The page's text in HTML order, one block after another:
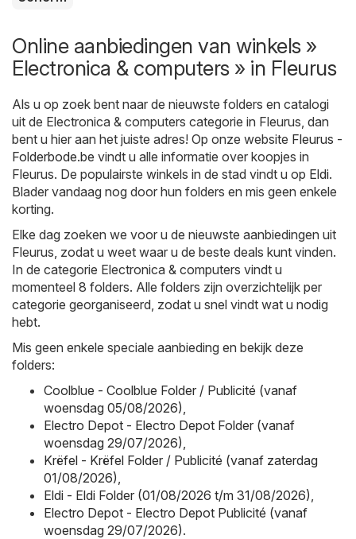
Online aanbiedingen van winkels »
Electronica & computers » in Fleurus
Als u op zoek bent naar de nieuwste folders en catalogi
uit de Electronica & computers categorie in Fleurus, dan
bent u hier aan het juiste adres! Op onze website Fleurus -
Folderbode.be vindt u alle informatie over koopjes in
Fleurus. De populairste winkels in de stad vindt u op Eldi.
Blader vandaag nog door hun folders en mis geen enkele
korting.
Elke dag zoeken we voor u de nieuwste aanbiedingen uit
Fleurus, zodat u weet waar u de beste deals kunt vinden.
In de categorie Electronica & computers vindt u
momenteel 8 folders. Alle folders zijn overzichtelijk per
categorie georganiseerd, zodat u snel vindt wat u nodig
hebt.
Mis geen enkele speciale aanbieding en bekijk deze
folders:
Coolblue - Coolblue Folder / Publicité (vanaf
woensdag 05/08/2026)
Electro Depot - Electro Depot Folder (vanaf
woensdag 29/07/2026)
Krëfel - Krëfel Folder / Publicité (vanaf zaterdag
01/08/2026)
Eldi - Eldi Folder (01/08/2026 t/m 31/08/2026)
Electro Depot - Electro Depot Publicité (vanaf
woensdag 29/07/2026).